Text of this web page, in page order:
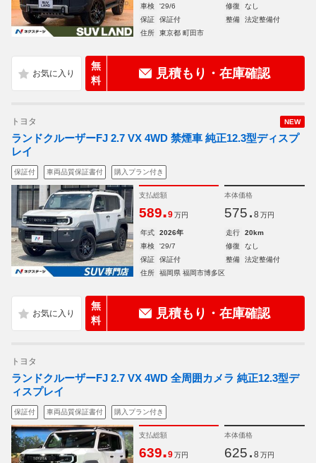
車検
'29/6 修復
なし
保証
保証付 整備
法定整備付
住所
東京都 町田市
無
料
見積もり・在庫確認
NEW
トヨタ
ランドクルーザーFJ 2.7 VX 4WD 禁煙車 純正12.3型ディスプ
レイ
保証付 車両品質保証書付 購入プラン付き
支払総額
589.9 万円
本体価格
575. 8 万円
年式 2026年 走行
20km
車検
'29/7 修復
なし
保証
保証付 整備
法定整備付
住所
福岡県 福岡市博多区
無
料
見積もり・在庫確認
トヨタ
ランドクルーザーFJ 2.7 VX 4WD 全周囲カメラ 純正12.3型デ
ィスプレイ
保証付 車両品質保証書付 購入プラン付き
支払総額
639.9 万円
本体価格
625. 8 万円